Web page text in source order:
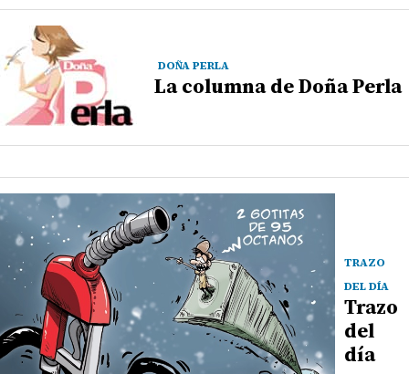
DOÑA PERLA
La columna de Doña Perla
TRAZO
DEL DÍA
Trazo
del
día